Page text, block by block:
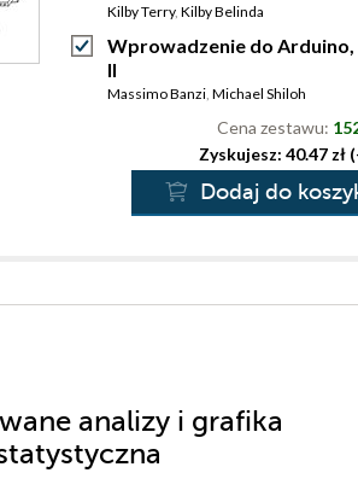
Kilby Terry, Kilby Belinda
Wprowadzenie do
II
Massimo Banzi, Michael Shiloh
Cena zestawu:
Zyskujesz: 40.47 zł
Dodaj do
analizy i grafika